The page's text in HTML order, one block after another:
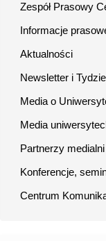
Zespół Prasowy
Informacje
Aktualności
Newsletter i
Media o
Media
Partnerzy
Konferencje,
Centrum